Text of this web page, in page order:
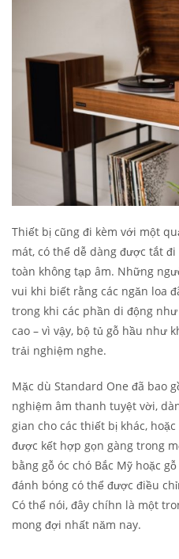
Thiết bị cũng đi kèm với một
mát, có thể dễ dàng được tắt
toàn không tạp âm. Những
vui khi biết rằng các ngăn loa
trong khi các phần di động
cao – vì vậy, bộ tủ gỗ hầu như
trải nghiệm nghe.
Mặc dù Standard One đã bao
nghiệm âm thanh tuyệt vời,
gian cho các thiết bị khác,
được kết hợp gọn gàng trong
bằng gỗ óc chó Bắc Mỹ hoặc
đánh bóng có thể được điều
Có thể nói, đây chíhn là một
mong đợi nhất năm nay.